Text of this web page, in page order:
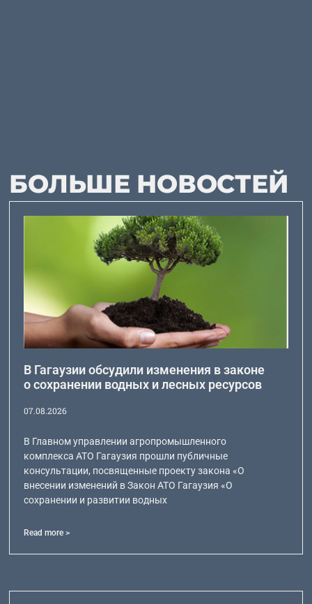
БОЛЬШЕ НОВОСТЕЙ
В Гагаузии обсудили изменения в законе
о сохранении водных и лесных ресурсов
07.08.2026
В Главном управлении агропромышленного
комплекса АТО Гагаузия прошли публичные
консультации, посвященные проекту закона «О
внесении изменений в Закон АТО Гагаузия «О
сохранении и развитии водных
Read more >